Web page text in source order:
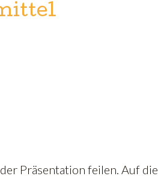
Präsentation feilen. Auf die